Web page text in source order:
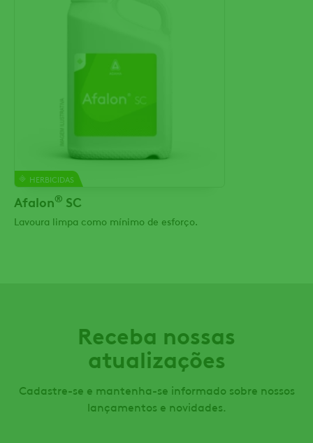
HERBICIDAS
Afalon® SC
Lavoura limpa como mínimo de esforço.
Receba nossas
atualizações
Cadastre-se e mantenha-se informado sobre nossos
lançamentos e novidades.